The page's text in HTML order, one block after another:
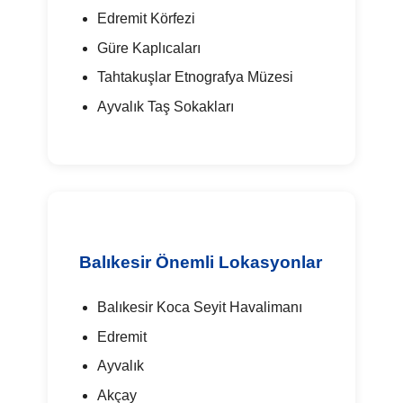
Edremit Körfezi
Güre Kaplıcaları
Tahtakuşlar Etnografya Müzesi
Ayvalık Taş Sokakları
Balıkesir Önemli Lokasyonlar
Balıkesir Koca Seyit Havalimanı
Edremit
Ayvalık
Akçay